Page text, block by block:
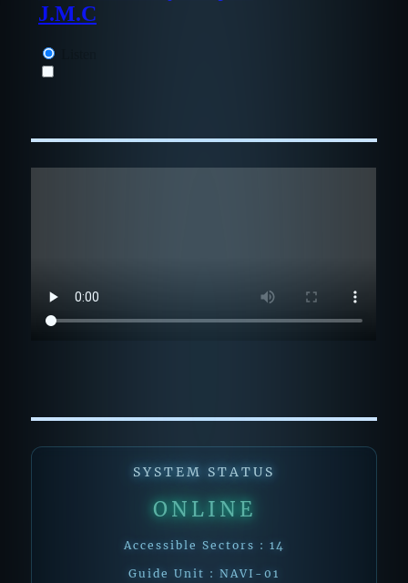
SYSTEM STATUS
ONLINE
Accessible Sectors : 14
Guide Unit : NAVI-01